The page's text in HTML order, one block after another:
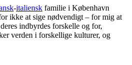
-italiensk familie i København
ikke at sige nødvendigt – for mig at
indbyrdes forskelle og for,
verden i forskellige kulturer, og